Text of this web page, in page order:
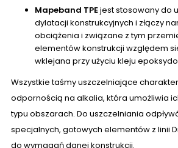
Mapeband TPEjest stosowany do
dylatacji konstrukcyjnych i złączy
obciążenia i związane z tym
elementów konstrukcji względem
wklejana przy użyciu kleju
Wszystkie taśmy uszczelniające
odpornością na alkalia, która umożliwia
typu obszarach. Do uszczelniania
specjalnych, gotowych elementów z linii
do wymagań danej konstrukcji.